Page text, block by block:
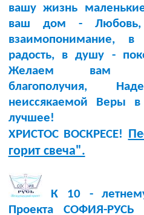
вашу жизнь
ваш дом -
взаимопонимание,
радость, в душу -
Желаем вам
благополучия,
неиссякаемой Веры
лучшее!
ХРИСТОС ВОСКРЕСЕ!
горит свеча".
К 10 -
Проекта СОФИЯ-